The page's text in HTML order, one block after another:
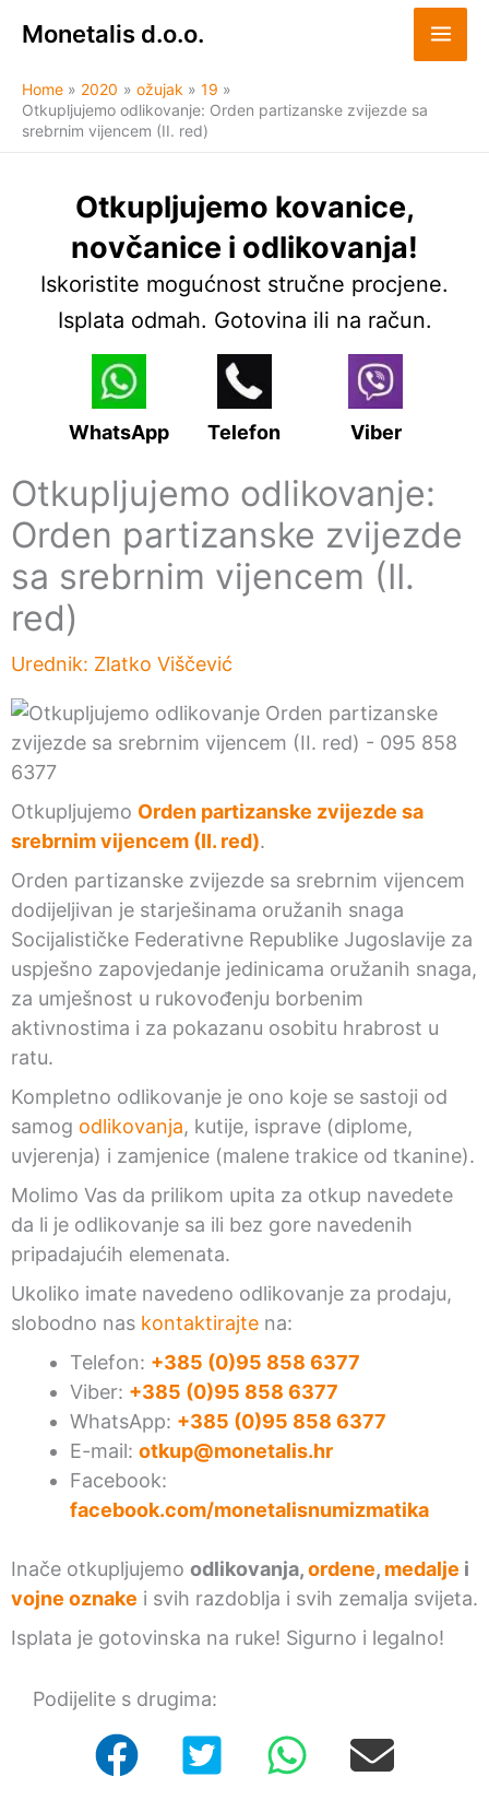
Monetalis d.o.o.
Home 2020 ožujak
19
Otkupljujemo odlikovanje: Orden partizanske zvijezde sa
srebrnim vijencem (II. red)
Otkupljujemo kovanice,
novčanice i odlikovanja!
Iskoristite mogućnost stručne procjene.
Isplata odmah. Gotovina ili na račun.
WhatsApp Viber
Telefon
Otkupljujemo odlikovanje:
Orden partizanske zvijezde
sa srebrnim vijencem (II.
red)
Urednik: Zlatko Viščević
Otkupljujemo Orden partizanske zvijezde sa
srebrnim vijencem (II. red).
Orden partizanske zvijezde sa srebrnim vijencem
dodijeljivan je starješinama oružanih snaga
Socijalističke Federativne Republike Jugoslavije za
uspješno zapovjedanje jedinicama oružanih snaga,
za umješnost u rukovođenju borbenim
aktivnostima i za pokazanu osobitu hrabrost u
ratu.
Kompletno odlikovanje je ono koje se sastoji od
samog odlikovanja, kutije, isprave (diplome,
uvjerenja) i zamjenice (malene trakice od tkanine).
Molimo Vas da prilikom upita za otkup navedete
da li je odlikovanje sa ili bez gore navedenih
pripadajućih elemenata.
Ukoliko imate navedeno odlikovanje za prodaju,
slobodno nas kontaktirajtena:
Telefon: +385 (0)95 858 6377
Viber: +385 (0)95 858 6377
WhatsApp: +385 (0)95 858 6377
E-mail: otkup@monetalis.hr
Facebook:
facebook.com/monetalisnumizmatika
Inače otkupljujemo odlikovanja,ordene, medalje i
vojne oznake i svih razdoblja i svih zemalja svijeta.
Isplata je gotovinska na ruke! Sigurno i legalno!
Podijelite s drugima: